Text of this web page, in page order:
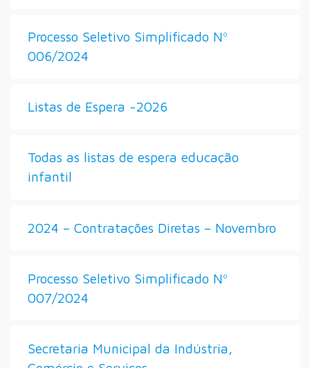
Processo Seletivo Simplificado Nº
006/2024
Listas de Espera -2026
Todas as listas de espera educação
infantil
2024 – Contratações Diretas – Novembro
Processo Seletivo Simplificado Nº
007/2024
Secretaria Municipal da Indústria,